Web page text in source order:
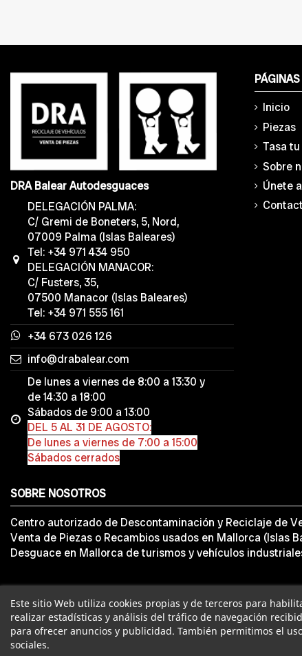
DRA Balear Autodesguaces
DELEGACIÓN PALMA:
C/ Gremi de Boneters, 5, Nord,
07009 Palma (Islas Baleares)
Tel: +34 971 434 950
DELEGACIÓN MANACOR:
C/ Fusters, 35,
07500 Manacor (Islas Baleares)
Tel: +34 971 555 161
+34 673 026 126
info@drabalear.com
De lunes a viernes de 8:00 a 13:30 y
de 14:30 a 18:00
Sábados de 9:00 a 13:00
DEL 5 AL 31 DE AGOSTO:
De lunes a viernes de 7:00 a 15:00
Sábados cerrados
PÁGINAS
Inicio
Piezas
Tasa
Sobre
Únete
Este sitio Web utiliza cookies propias y de terceros para
realizar estadísticas y análisis del tráfico de navegación
para ofrecer anuncios y publicidad. También permitimos el
sociales.
SOBRE NOSOTROS
Centro autorizado de Descontaminación y Reciclaje de
Venta de Piezas o Recambios usados en Mallorca (Islas
Desguace en Mallorca de turismos y vehículos